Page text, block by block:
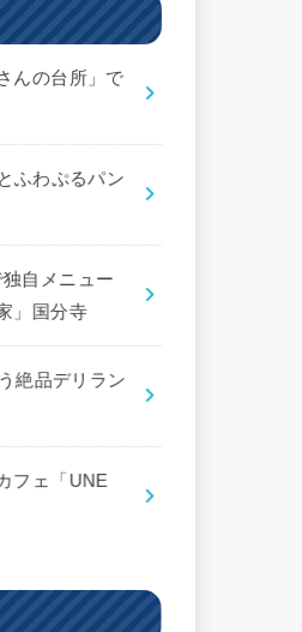
んの台所」で
ふわぷるパン
自メニュー
」国分寺
絶品デリラン
フェ「UNE